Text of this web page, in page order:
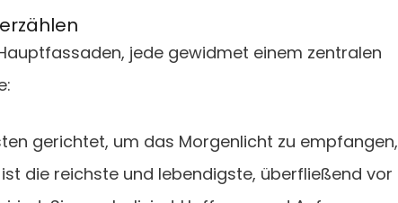
jede gewidmet einem zentralen
gerichtet, um das Morgenlicht zu empfangen,
die reichste und lebendigste, überfließend vor